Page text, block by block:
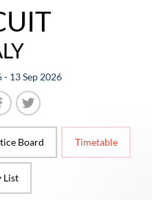
- 13 Sep 2026
Board Timetable
List